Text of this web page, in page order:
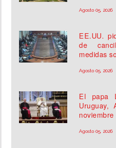
Agosto 05, 2026
EE.UU.
de
medidas
Agosto 05, 2026
El papa
Uruguay,
noviembre
Agosto 05, 2026